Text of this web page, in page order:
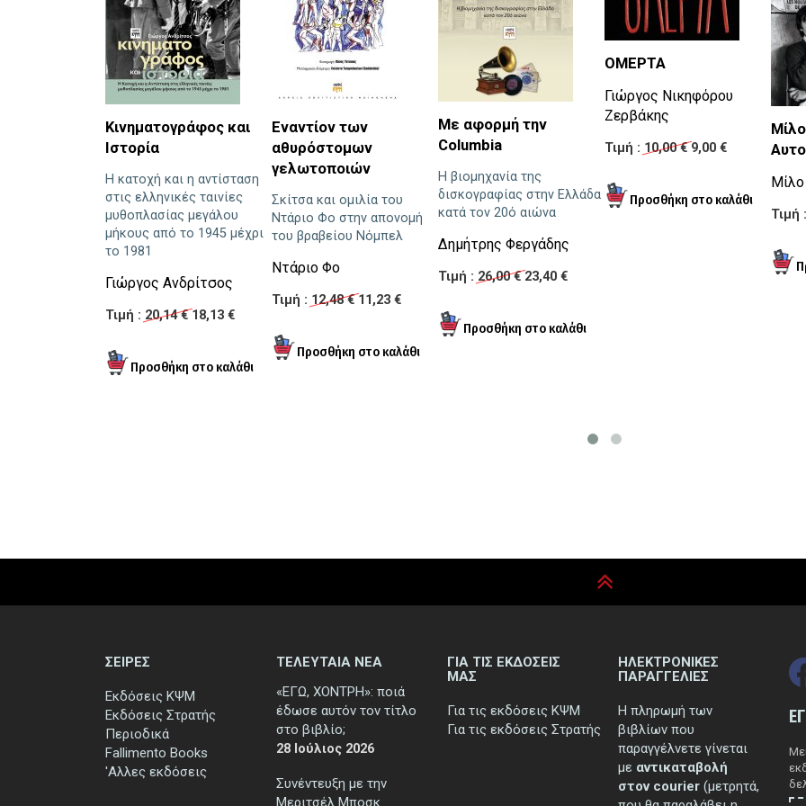
Κινηματογράφος και
Ιστορία
Η κατοχή και η αντίσταση
στις ελληνικές ταινίες
μυθοπλασίας μεγάλου
μήκους από το 1945 μέχρι
το 1981
Γιώργος Ανδρίτσος
Τιμή : 20,14 €18,13 €
Εναντίον των
αθυρόστομων
γελωτοποιών
Σκίτσα και ομιλία του
Ντάριο Φο στην απονομή
του βραβείου Νόμπελ
Ντάριο Φο
Τιμή : 12,48 €11,23 €
Με αφορμή την
Columbia
Η βιομηχανία της
δισκογραφίας στην Ελλάδα
κατά τον 20ό αιώνα
Δημήτρης Φεργάδης
Τιμή : 26,00 €23,40 €
ΟΜΕΡΤΑ
Γιώργος Νικηφόρου
Ζερβάκης
Τιμή : 10,00 €9,00 €
Τιμή :
ΣΕΙΡΕΣ
Εκδόσεις ΚΨΜ
Εκδόσεις Στρατής
Περιοδικά
Fallimento Books
'Αλλες εκδόσεις
ΤΕΛΕΥΤΑΙΑ ΝΕΑ
«ΕΓΩ, ΧΟΝΤΡΗ»: ποιά
έδωσε αυτόν τον τίτλο
στο βιβλίο;
28 Ιούλιος 2026
Συνέντευξη με την
Μεριτσέλ Μποσκ
ΓΙΑ ΤΙΣ ΕΚΔΟΣΕΙΣ
ΜΑΣ
Για τις εκδόσεις ΚΨΜ
Για τις εκδόσεις Στρατής
ΗΛΕΚΤΡΟΝΙΚΕΣ
ΠΑΡΑΓΓΕΛΙΕΣ
Η πληρωμή των
βιβλίων που
παραγγέλνετε γίνεται
με αντικαταβολή
στον courier (μετρητά,